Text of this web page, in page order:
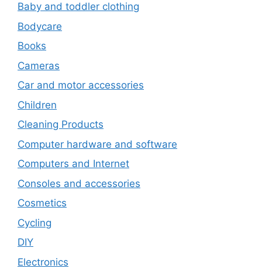
Baby and toddler clothing
Bodycare
Books
Cameras
Car and motor accessories
Children
Cleaning Products
Computer hardware and software
Computers and Internet
Consoles and accessories
Cosmetics
Cycling
DIY
Electronics